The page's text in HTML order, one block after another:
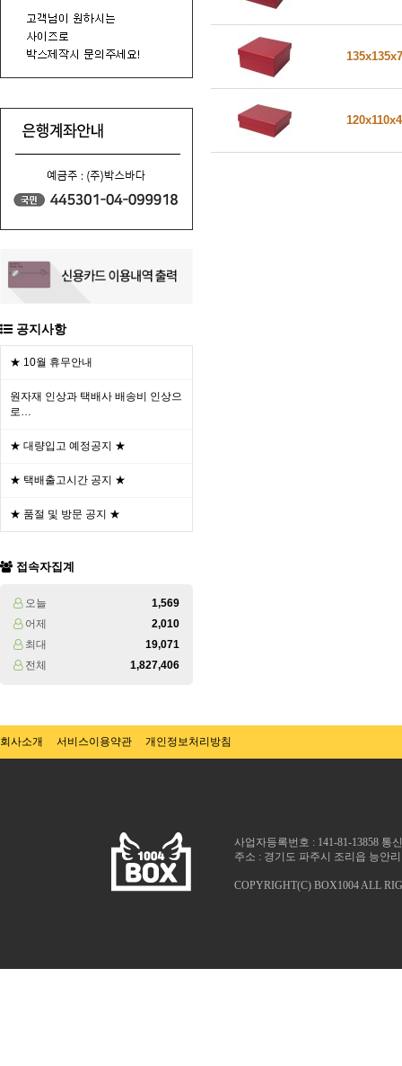
공지사항
★ 10월 휴무안내
원자재 인상과 택배사 배송비 인상으
로…
★ 대량입고 예정공지 ★
★ 택배출고시간 공지 ★
★ 품절 및 방문 공지 ★
접속자집계
오늘
1,569
어제
2,010
최대
19,071
전체
1,827,406
회사소개 서비스이용약관 개인정보처리방침
사업자등록번호 : 141-81-13858
주소 : 경기도 파주시 조리읍 능안
COPYRIGHT(C) BOX1004 ALL